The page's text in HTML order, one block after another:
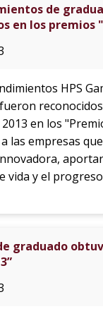
de
en los premios
HPS
en los
las empresas
vida y el
graduado